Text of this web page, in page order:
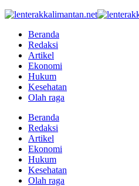
Beranda
Redaksi
Artikel
Ekonomi
Hukum
Kesehatan
Olah raga
Beranda
Redaksi
Artikel
Ekonomi
Hukum
Kesehatan
Olah raga